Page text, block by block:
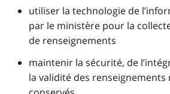
utiliser la technologie de
par le ministère pour la
de renseignements
maintenir la sécurité, de
la validité des renseignements